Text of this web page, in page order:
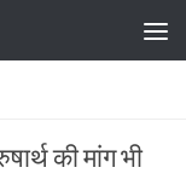
की मांग भी